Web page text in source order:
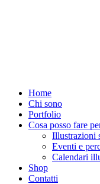
Home
Chi sono
Portfolio
Cosa posso fare
Illustrazioni
Eventi e
Calendari
Shop
Contatti